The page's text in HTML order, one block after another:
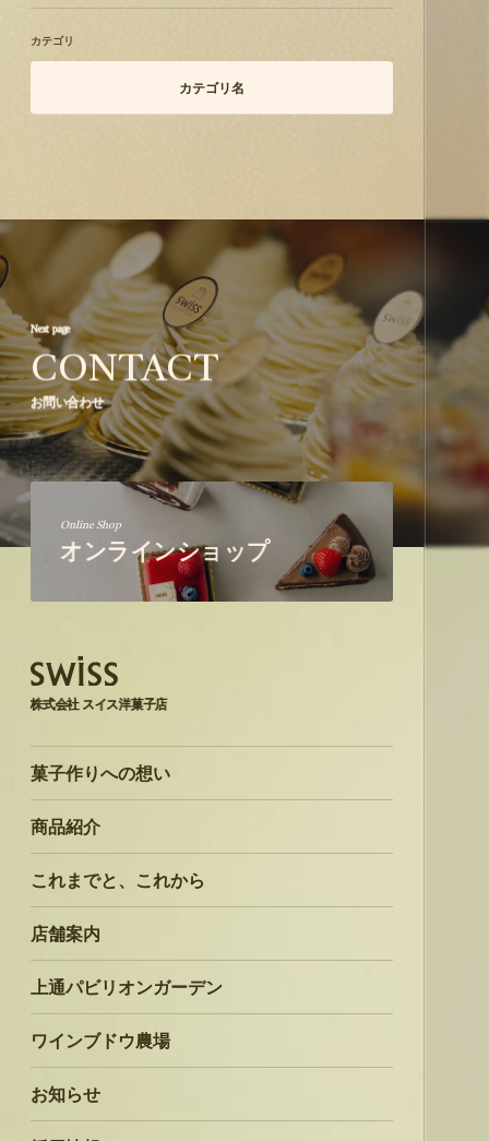
カテゴリ
カテゴリ名
Next page
CONTACT
お問い合わせ
Online Shop
オンラインショップ
株式会社 スイス洋菓子店
菓子作りへの想い
商品紹介
これまでと、これから
店舗案内
上通パビリオンガーデン
ワインブドウ農場
お知らせ